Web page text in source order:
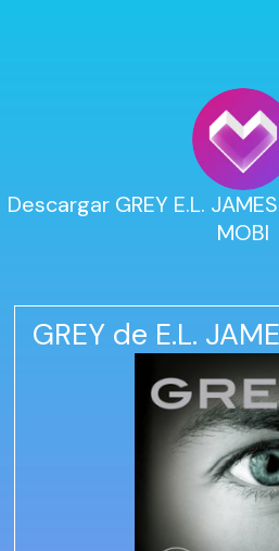
Descargar GREY E.L.
MOBI
GREY de E.L.